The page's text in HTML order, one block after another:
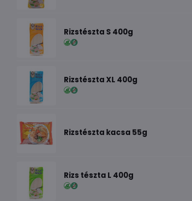
Rizstészta S 400g
Rizstészta XL 400g
Rizstészta kacsa 55g
Rizs tészta L 400g